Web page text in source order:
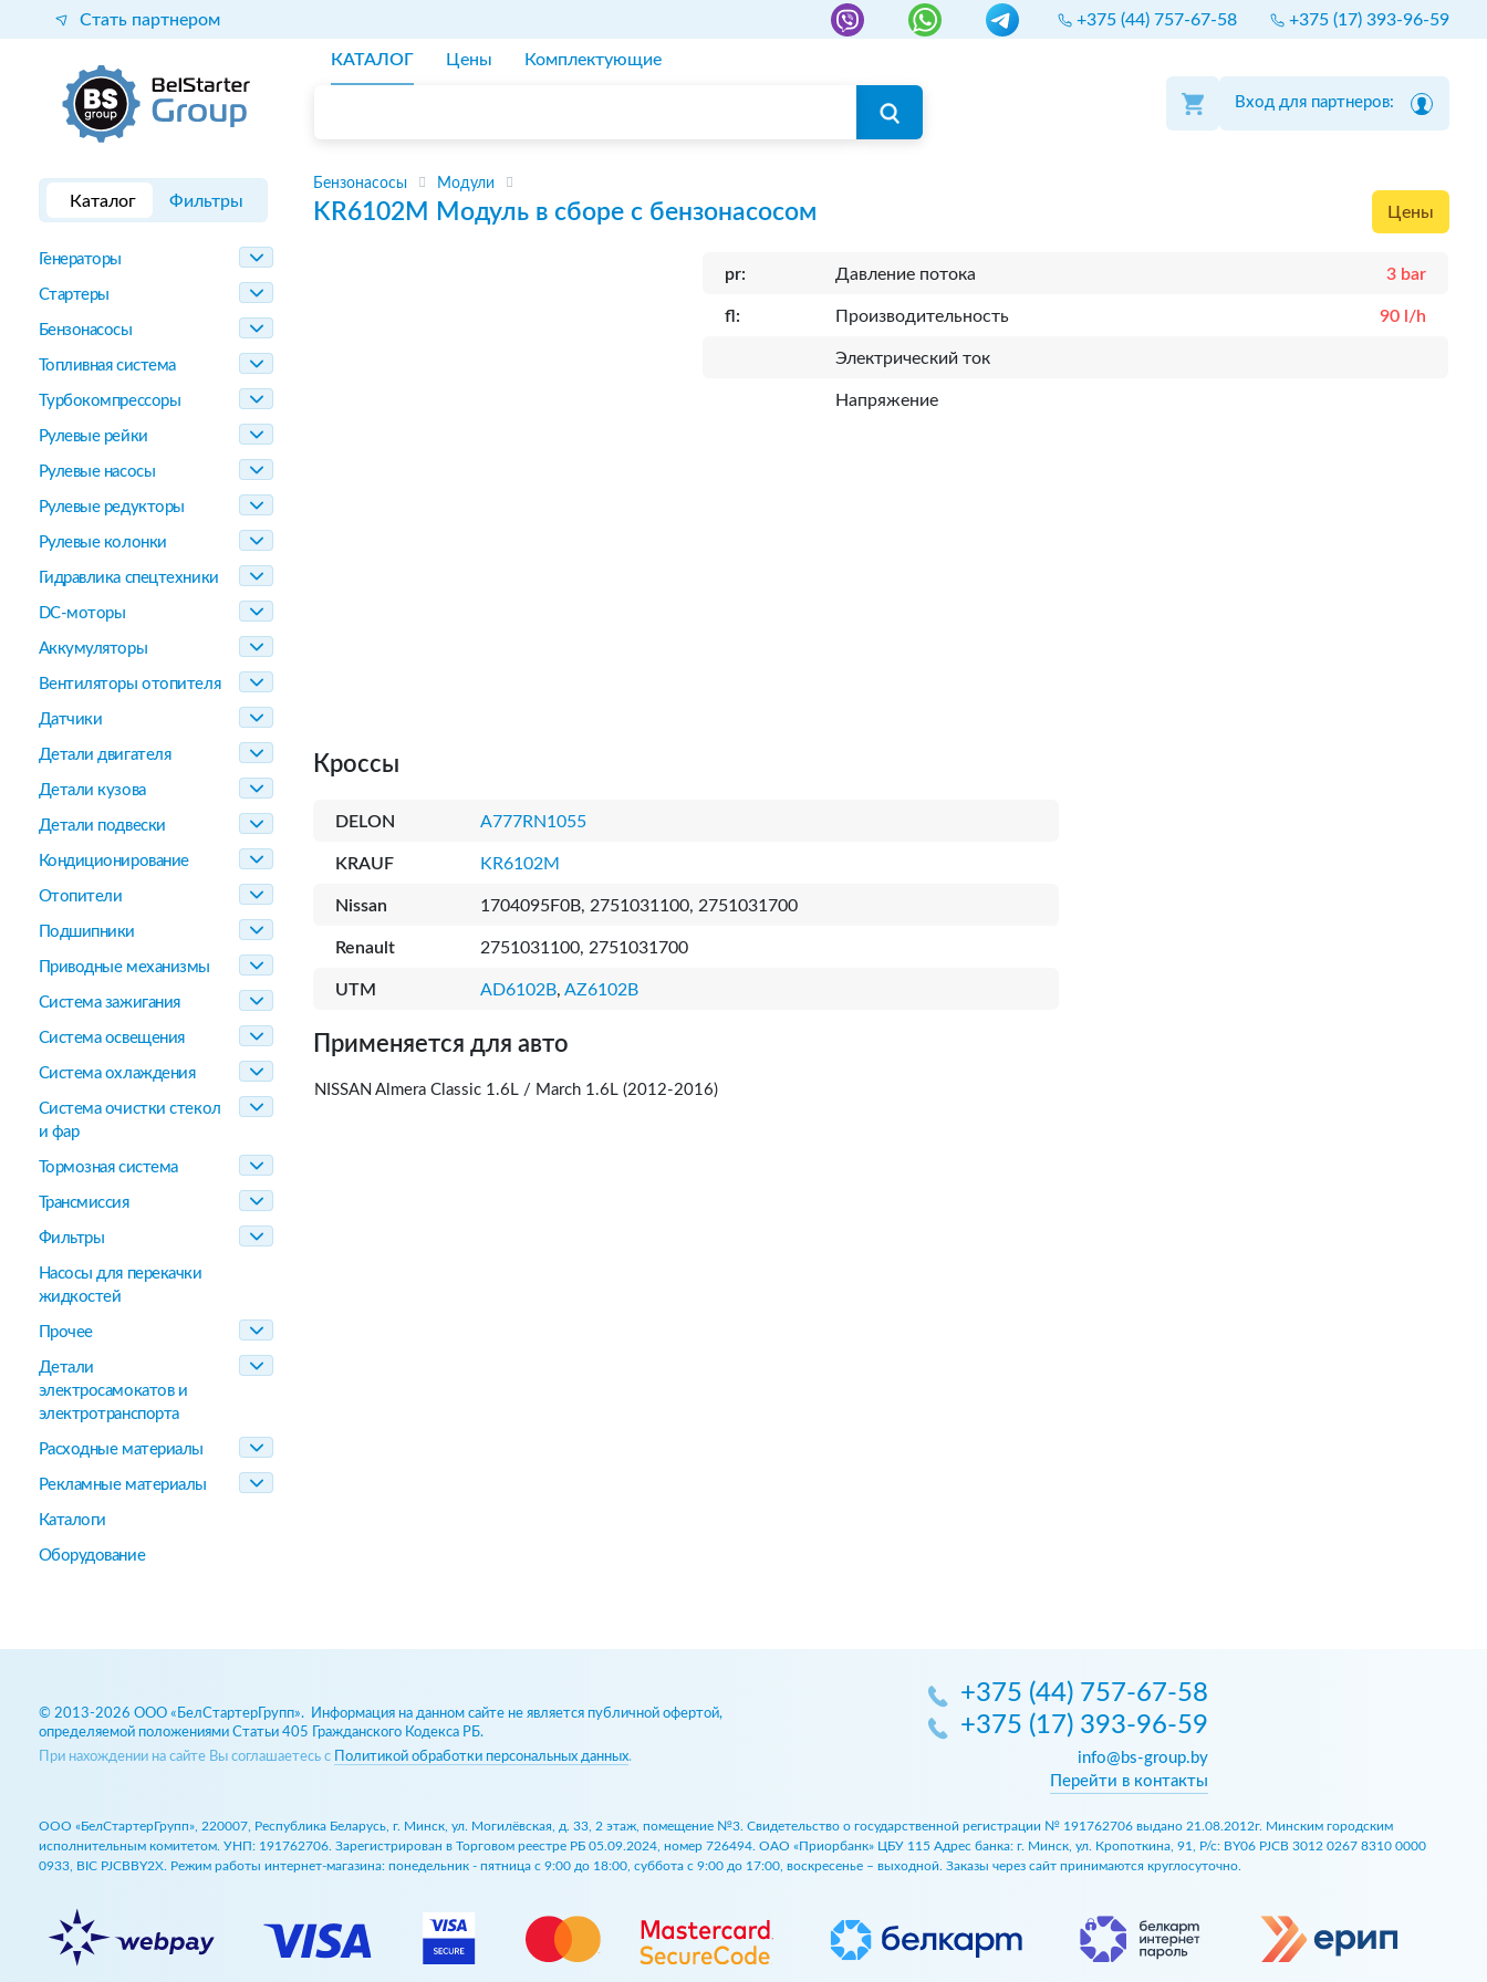
Стать партнером +375 (44) 757-67-58 +375 (17) 393-96-59
КАТАЛОГ Цены Комплектующие
Вход для партнеров:
Каталог Фильтры
Генераторы
Стартеры
Бензонасосы
Топливная система
Турбокомпрессоры
Рулевые рейки
Рулевые насосы
Рулевые редукторы
Рулевые колонки
Гидравлика спецтехники
DC-моторы
Аккумуляторы
Вентиляторы отопителя
Датчики
Детали двигателя
Детали кузова
Детали подвески
Кондиционирование
Отопители
Подшипники
Приводные механизмы
Система зажигания
Система освещения
Система охлаждения
Система очистки стекол
и фар
Тормозная система
Трансмиссия
Фильтры
Насосы для перекачки
жидкостей
Прочее
Детали
электросамокатов и
электротранспорта
Расходные материалы
Рекламные материалы
Каталоги
Оборудование
Бензонасосы Модули
KR6102M Модуль в сборе с бензонасосом Цены
pr: Давление потока 3 bar
fl: Производительность 90 l/h
Электрический ток
Напряжение
Кроссы
DELON A777RN1055
KRAUF KR6102M
Nissan 1704095F0B, 2751031100, 2751031700
Renault 2751031100, 2751031700
UTM AD6102B, AZ6102B
Применяется для авто
NISSAN Almera Classic 1.6L / March 1.6L (2012-2016)
© 2013-2026 ООО «БелСтартерГрупп». Информация на данном сайте не является публичной офертой,
определяемой положениями Статьи 405 Гражданского Кодекса РБ.
При нахождении на сайте Вы соглашаетесь с
Политикой обработки персональных данных.
+375 (44) 757-67-58
+375 (17) 393-96-59
info@bs-group.by
Перейти в контакты
ООО «БелСтартерГрупп», 220007, Республика Беларусь, г. Минск, ул. Могилёвская, д. 33, 2 этаж, помещение №3. Свидетельство о государственной регистрации № 191762706 выдано 21.08.2012г. Минским городским
исполнительным комитетом. УНП: 191762706. Зарегистрирован в Торговом реестре РБ 05.09.2024, номер 726494. ОАО «Приорбанк» ЦБУ 115 Адрес банка: г. Минск, ул. Кропоткина, 91, Р/с: BY06 PJCB 3012 0267 8310 0000
0933, BIC PJCBBY2X. Режим работы интернет-магазина: понедельник - пятница с 9:00 до 18:00, суббота с 9:00 до 17:00, воскресенье – выходной. Заказы через сайт принимаются круглосуточно.